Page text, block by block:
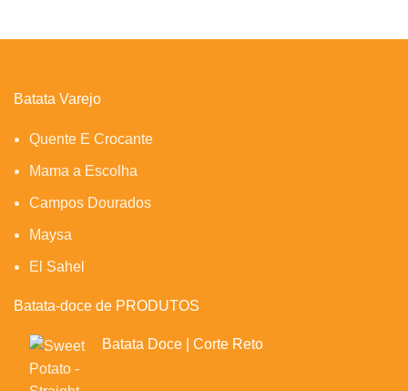
Batata Varejo
Quente E Crocante
Mama a Escolha
Campos Dourados
Maysa
El Sahel
Batata-doce de PRODUTOS
Batata Doce | Corte Reto